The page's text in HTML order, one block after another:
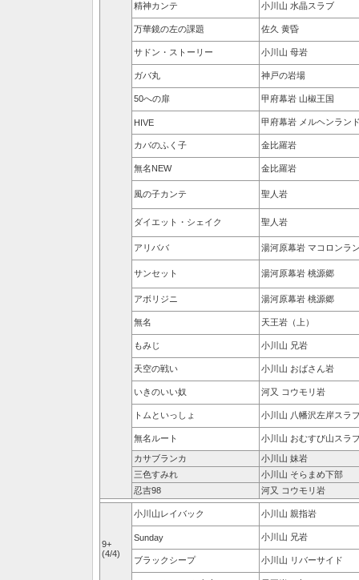
精神カンテ 小川山 水晶スラブ
万華鏡の左の課題 佐久 黄昏
サドン・ストーリー 小川山 母岩
ガバ丸 神戸の岩場
50への扉 甲府幕岩 山椒王国
HIVE 甲府幕岩 メルヘンラン
カバのふく子 金比羅岩
無名NEW 金比羅岩
風の子カンテ 聖人岩
ダイエット・シェイク 聖人岩
アリババ 湯河原幕岩 マコロンラ
サンセット 湯河原幕岩 桃源郷
アボリジニ 湯河原幕岩 桃源郷
無名 天王岩（上）
もみじ 小川山 兄岩
天空の戦い 小川山 おばさん岩
いきのいい奴 河又 コウモリ岩
トムといっしょ 小川山 八幡沢左岸スラ
無名ルート 小川山 おむすび山スラ
カサブランカ
小川山 妹岩
三色すみれ
小川山 そらまめ下部
忍吉98
河又 コウモリ岩
9+
(4/4)
小川山レイバック 小川山 親指岩
Sunday 小川山 兄岩
ブラックシープ 小川山 リバーサイド